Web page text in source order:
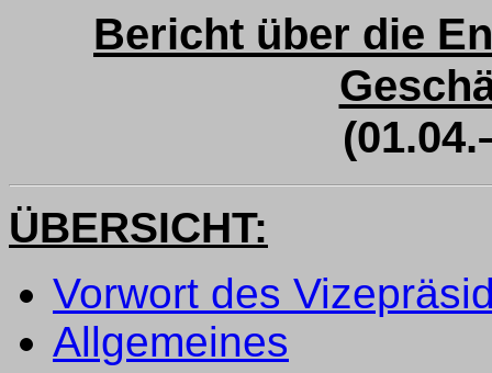
Bericht über die
ÜBERSICHT:
Vorwort des
Allgemeines